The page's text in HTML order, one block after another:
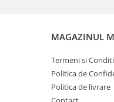
MAGAZINUL
Termeni si
Politica de
Politica de livrare